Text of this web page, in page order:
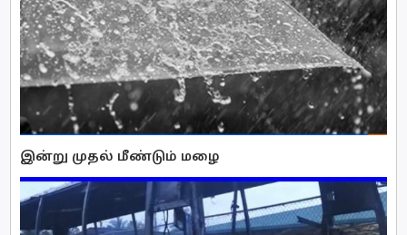
இன்று முதல் மீண்டும் மழை